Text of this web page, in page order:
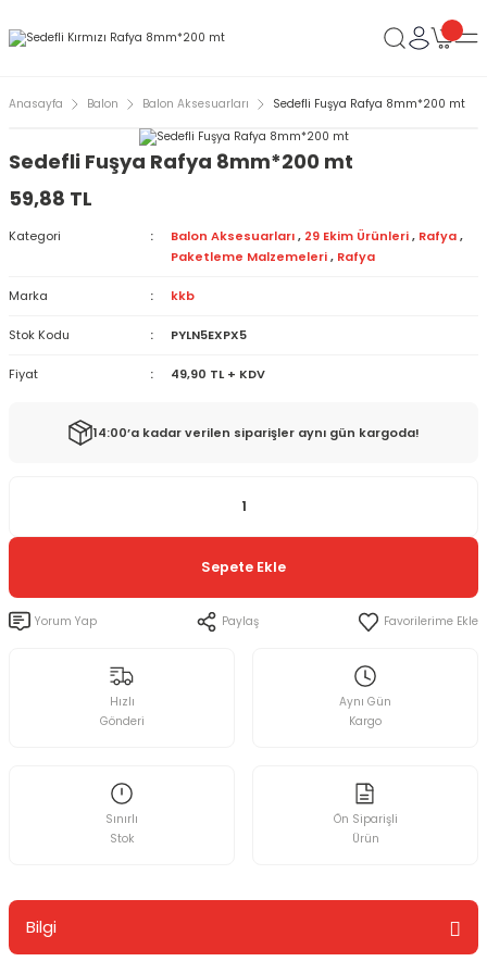
Anasayfa Balon Balon Aksesuarları Sedefli Fuşya Rafya 8mm*200 mt
Sedefli Fuşya Rafya 8mm*200 mt
59,88 TL
Kategori Balon Aksesuarları , 29 Ekim Ürünleri , Rafya ,
Paketleme Malzemeleri , Rafya
Marka kkb
Stok Kodu PYLN5EXPX5
Fiyat 49,90 TL + KDV
14:00’a kadar verilen siparişler aynı gün kargoda!
Sepete Ekle
Yorum Yap Paylaş
Hızlı
Gönderi
Aynı Gün
Kargo
Sınırlı
Stok
Ön Siparişli
Ürün
Bilgi